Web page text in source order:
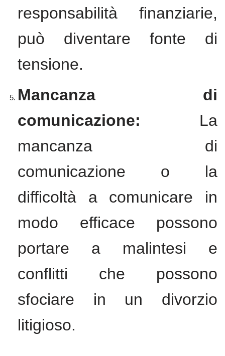
responsabilità finanziarie,
può diventare fonte di
tensione.
Mancanza di
comunicazione: La
mancanza di
comunicazione o la
difficoltà a comunicare in
modo efficace possono
portare a malintesi e
conflitti che possono
sfociare in un divorzio
litigioso.